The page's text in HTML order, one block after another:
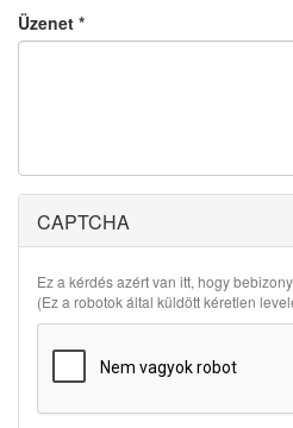
Üzenet *
CAPTCHA
Ez a kérdés azért van itt, hogy
(Ez a robotok által küldött kéretlen